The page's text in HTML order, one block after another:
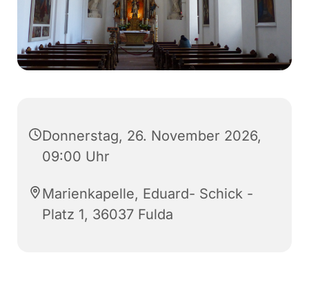
Donnerstag, 26. November 2026,
09:00 Uhr
Marienkapelle, Eduard- Schick -
Platz 1, 36037 Fulda